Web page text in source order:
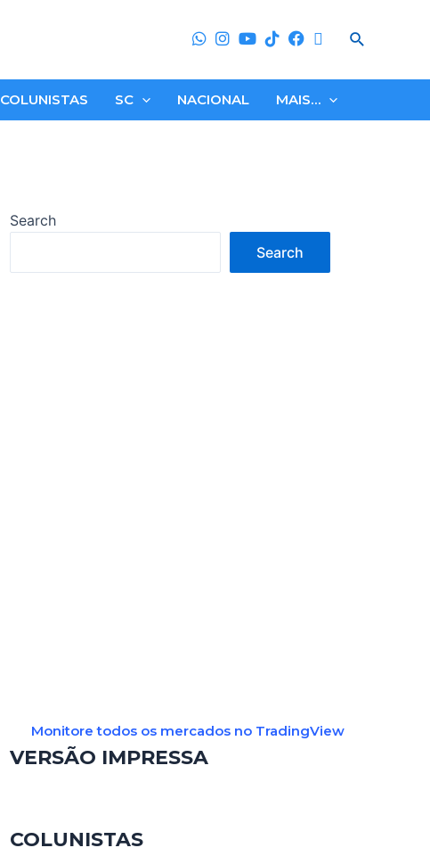
Search
COLUNISTAS SC NACIONAL MAIS…
Search
Search
Monitore todos os mercados no TradingView
VERSÃO IMPRESSA
COLUNISTAS